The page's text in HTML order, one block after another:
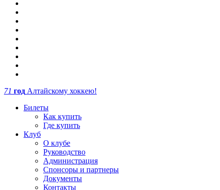
71 год Алтайскому хоккею!
Билеты
Как купить
Где купить
Клуб
О клубе
Руководство
Администрация
Спонсоры и партнеры
Документы
Контакты